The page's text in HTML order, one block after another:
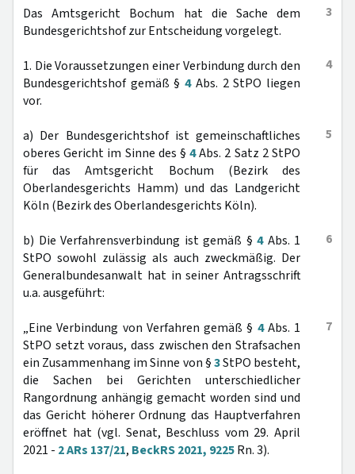
3
Das Amtsgericht Bochum hat die Sache dem
Bundesgerichtshof zur Entscheidung vorgelegt.
4
1. Die Voraussetzungen einer Verbindung durch den
Bundesgerichtshof gemäß §4Abs. 2 StPO liegen
vor.
5
a) Der Bundesgerichtshof ist gemeinschaftliches
oberes Gericht im Sinne des §4Abs. 2 Satz 2 StPO
für das Amtsgericht Bochum (Bezirk des
Oberlandesgerichts Hamm) und das Landgericht
Köln (Bezirk des Oberlandesgerichts Köln).
6
b) Die Verfahrensverbindung ist gemäß § 4Abs. 1
StPO sowohl zulässig als auch zweckmäßig. Der
Generalbundesanwalt hat in seiner Antragsschrift
u.a. ausgeführt:
7
„Eine Verbindung von Verfahren gemäß § 4Abs. 1
StPO setzt voraus, dass zwischen den Strafsachen
ein Zusammenhang im Sinne von §3StPO besteht,
die Sachen bei Gerichten unterschiedlicher
Rangordnung anhängig gemacht worden sind und
das Gericht höherer Ordnung das Hauptverfahren
eröffnet hat (vgl. Senat, Beschluss vom 29. April
2021 - 2 ARs 137/21, BeckRS 2021, 9225Rn. 3).